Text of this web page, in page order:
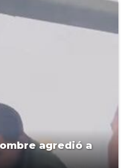
agredió a